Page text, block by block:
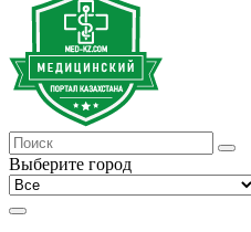
Выберите город